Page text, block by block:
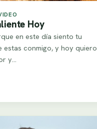
Hoy
en este día siento tu
estas conmigo, y hoy quiero
y…